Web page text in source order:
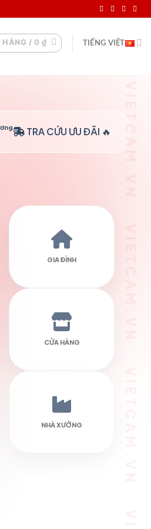
HÀNG / 0 ₫ TIẾNG VIỆT
TRA CỨU ƯU ĐÃI 🔥
GIA ĐÌNH
CỬA HÀNG
NHÀ XƯỞNG